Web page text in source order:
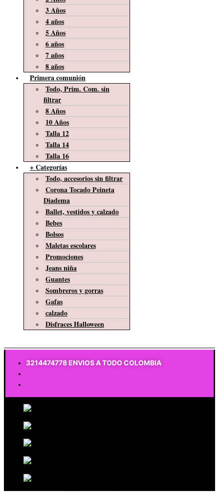
3 Años
4 años
5 Años
6 años
7 años
8 años
Primera comunión
Todo, Prim. Com. sin
filtrar
8 Años
10 Años
Talla 12
Talla 14
Talla 16
+ Categorías
Todo, accesorios sin filtrar
Corona Tocado Peineta
Diadema
Ballet, vestidos y calzado
Bebes
Bolsos
Maletas escolares
Promociones
Jeans niña
Guantes
Sombreros y gorras
Gafas
calzado
Disfraces Halloween
3214474778 ENVIOS A TODO COLOMBIA